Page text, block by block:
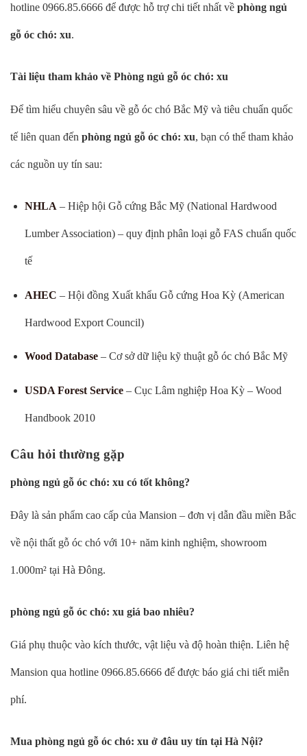
hotline 0966.85.6666 để được hỗ trợ chi tiết nhất về phòng ngủ
gỗ óc chó: xu.
Tài liệu tham khảo về Phòng ngủ gỗ óc chó: xu
Để tìm hiểu chuyên sâu về gỗ óc chó Bắc Mỹ và tiêu chuẩn quốc
tế liên quan đến phòng ngủ gỗ óc chó: xu, bạn có thể tham khảo
các nguồn uy tín sau:
NHLA – Hiệp hội Gỗ cứng Bắc Mỹ (National Hardwood
Lumber Association) – quy định phân loại gỗ FAS chuẩn quốc
tế
AHEC – Hội đồng Xuất khẩu Gỗ cứng Hoa Kỳ (American
Hardwood Export Council)
Wood Database– Cơ sở dữ liệu kỹ thuật gỗ óc chó Bắc Mỹ
USDA Forest Service– Cục Lâm nghiệp Hoa Kỳ – Wood
Handbook 2010
Câu hỏi thường gặp
phòng ngủ gỗ óc chó: xu có tốt không?
Đây là sản phẩm cao cấp của Mansion – đơn vị dẫn đầu miền Bắc
về nội thất gỗ óc chó với 10+ năm kinh nghiệm, showroom
1.000m² tại Hà Đông.
phòng ngủ gỗ óc chó: xu giá bao nhiêu?
Giá phụ thuộc vào kích thước, vật liệu và độ hoàn thiện. Liên hệ
Mansion qua hotline 0966.85.6666 để được báo giá chi tiết miễn
phí.
Mua phòng ngủ gỗ óc chó: xu ở đâu uy tín tại Hà Nội?